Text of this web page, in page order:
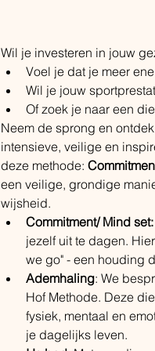
Wil je investeren in jouw
Voel je dat je meer
Wil je jouw
Of zoek je naar een
Neem de sprong en
intensieve, veilige en
deze methode:
een veilige, grondige
wijsheid.
Commitment/ Mind set:
jezelf uit te dagen.
we go" - een houding
Ademhaling: We
Hof Methode. Deze
fysiek, mentaal en
je dagelijks leven.